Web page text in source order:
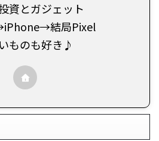
資とガジェット
結局Pixel
ものも好き♪